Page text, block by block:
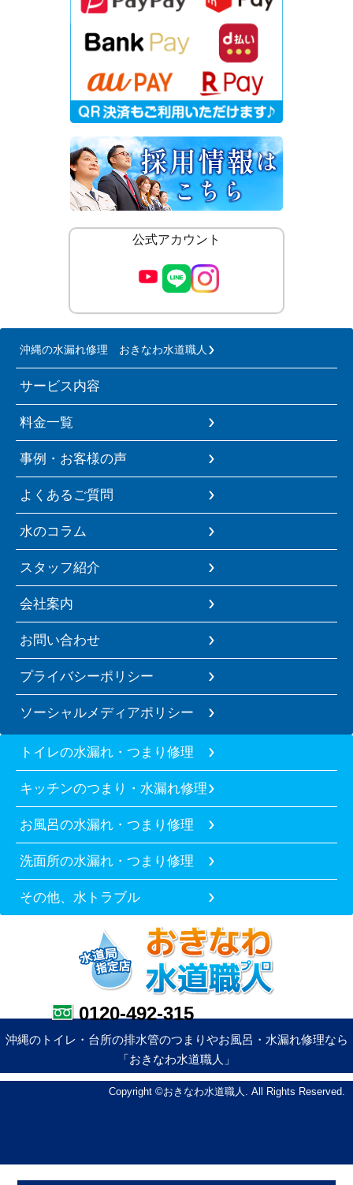
公式アカウント
沖縄の水漏れ修理 おきなわ水道職人
サービス内容
料金一覧
事例・お客様の声
よくあるご質問
水のコラム
スタッフ紹介
会社案内
お問い合わせ
プライバシーポリシー
ソーシャルメディアポリシー
トイレの水漏れ・つまり修理
キッチンのつまり・水漏れ修理
お風呂の水漏れ・つまり修理
洗面所の水漏れ・つまり修理
その他、水トラブル
0120-492-315
沖縄のトイレ・台所の排水管のつまりやお風呂・水漏れ修理なら
「おきなわ水道職人」
Copyright ©おきなわ水道職人. All Rights Reserved.